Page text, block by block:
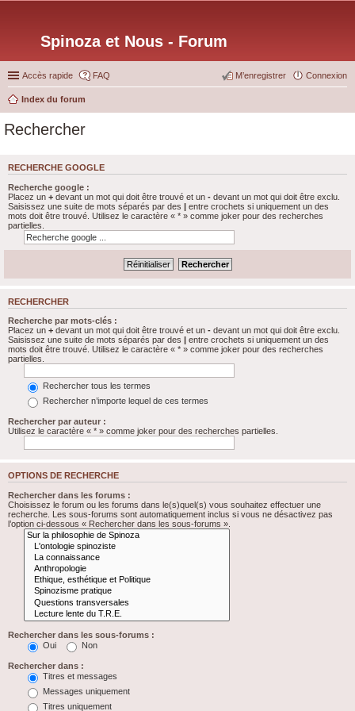
Spinoza et Nous - Forum
Accès rapide FAQ Connexion
M’enregistrer
Index du forum
Rechercher
RECHERCHE GOOGLE
Recherche google :
Placez un + devant un mot qui doit être trouvé et un - devant un mot qui doit être exclu.
Saisissez une suite de mots séparés par des | entre crochets si uniquement un des
mots doit être trouvé. Utilisez le caractère « * » comme joker pour des recherches
partielles.
RECHERCHER
Recherche par mots-clés :
Placez un + devant un mot qui doit être trouvé et un - devant un mot qui doit être exclu.
Saisissez une suite de mots séparés par des | entre crochets si uniquement un des
mots doit être trouvé. Utilisez le caractère « * » comme joker pour des recherches
partielles.
Rechercher tous les termes
Rechercher n’importe lequel de ces termes
Rechercher par auteur :
Utilisez le caractère « * » comme joker pour des recherches partielles.
OPTIONS DE RECHERCHE
Rechercher dans les forums :
Choisissez le forum ou les forums dans le(s)quel(s) vous souhaitez effectuer une
recherche. Les sous-forums sont automatiquement inclus si vous ne désactivez pas
l’option ci-dessous « Rechercher dans les sous-forums ».
Rechercher dans les sous-forums :
Oui
Non
Rechercher dans :
Titres et messages
Messages uniquement
Titres uniquement